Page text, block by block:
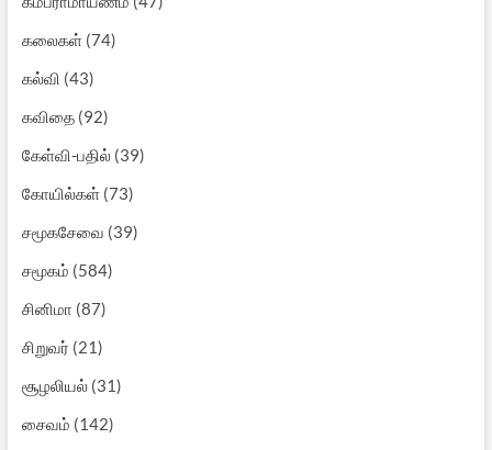
கலைகள்(74)
கல்வி (43)
கவிதை(92)
கேள்வி-பதில்(39)
கோயில்கள்(73)
சமூகசேவை (39)
சமூகம் (584)
சினிமா (87)
சிறுவர் (21)
சூழலியல்(31)
சைவம் (142)